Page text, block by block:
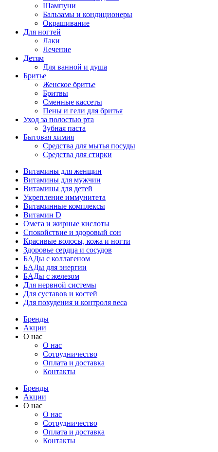
Шампуни
Бальзамы и кондиционеры
Окрашивание
Для ногтей
Лаки
Лечение
Детям
Для ванной и душа
Бритье
Женское бритье
Бритвы
Сменные кассеты
Пены и гели для бритья
Уход за полостью рта
Зубная паста
Бытовая химия
Средства для мытья посуды
Средства для стирки
Витамины для женщин
Витамины для мужчин
Витамины для детей
Укрепление иммунитета
Витаминные комплексы
Витамин D
Омега и жирные кислоты
Спокойствие и здоровый сон
Красивые волосы, кожа и ногти
Здоровье сердца и сосудов
БАДы с коллагеном
БАДы для энергии
БАДы с железом
Для нервной системы
Для суставов и костей
Для похудения и контроля веса
Бренды
Акции
О нас
О нас
Cотрудничество
Оплата и доставка
Контакты
Бренды
Акции
О нас
О нас
Cотрудничество
Оплата и доставка
Контакты